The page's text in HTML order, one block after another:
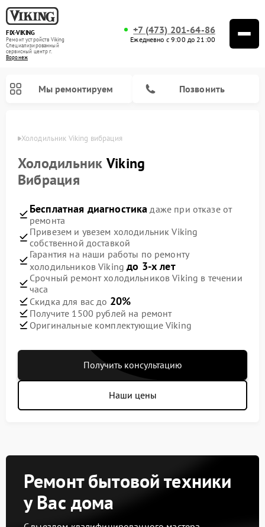
FIX-VIKING
Ремонт устройств Viking
Специализированный
cервисный центр г.
Воронеж
+7 (473) 201-64-86
Ежедневно с 9:00 до 21:00
Мы ремонтируем Позвонить
Холодильник Viking вибрация
Холодильник Viking
Вибрация
Бесплатная диагностика даже при отказе от
ремонта
Привезем и увезем холодильник Viking
собственной доставкой
Гарантия на наши работы по ремонту
холодильников Vikingдо 3-х лет
Срочный ремонт холодильников Viking в течении
часа
Скидка для вас до 20%
Получите 1500 рублей на ремонт
Оригинальные комплектующие Viking
Получить консультацию
Наши цены
Ремонт бытовой техники
у Вас дома